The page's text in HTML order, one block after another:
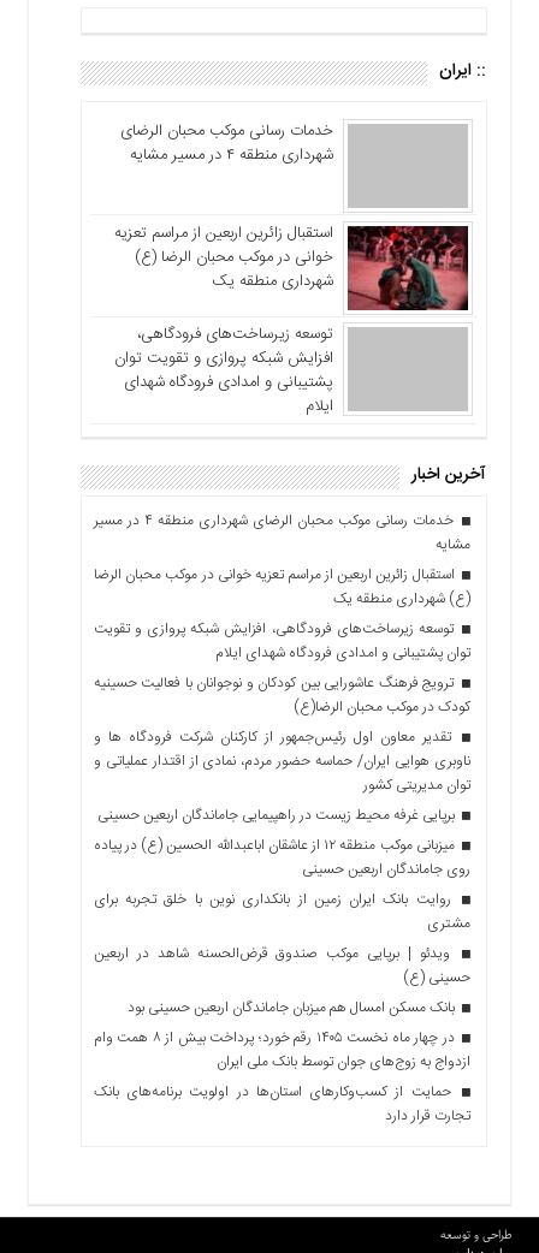
:: ایران
خدمات رسانی موکب محبان الرضای
شهرداری منطقه ۴ در مسیر مشایه
استقبال زائرین اربعین از مراسم تعزیه
خوانی در موکب محبان الرضا (ع)
شهرداری منطقه یک
توسعه زیرساخت‌های فرودگاهی،
افزایش شبکه پروازی و تقویت توان
پشتیبانی و امدادی فرودگاه شهدای
ایلام
آخرین اخبار
خدمات رسانی موکب محبان الرضای شهرداری منطقه ۴ در مسیر
مشایه
استقبال زائرین اربعین از مراسم تعزیه خوانی در موکب محبان الرضا
(ع) شهرداری منطقه یک
توسعه زیرساخت‌های فرودگاهی، افزایش شبکه پروازی و تقویت
توان پشتیبانی و امدادی فرودگاه شهدای ایلام
ترویج فرهنگ عاشورایی بین کودکان و نوجوانان با فعالیت حسینیه
کودک در موکب محبان الرضا(ع)
تقدیر معاون اول رئیس‌جمهور از کارکنان شرکت فرودگاه ها و
ناوبری هوایی ایران/ حماسه حضور مردم، نمادی از اقتدار عملیاتی و
توان مدیریتی کشور
برپایی غرفه محیط زیست در راهپیمایی جاماندگان اربعین حسینی
میزبانی موکب منطقه ۱۲ از عاشقان اباعبدالله الحسین (ع) در پیاده
روی جاماندگان اربعین حسینی
روایت بانک ایران زمین از بانکداری نوین با خلق تجربه برای
مشتری
ویدئو | برپایی موکب صندوق قرض‌الحسنه شاهد در اربعین
حسینی (ع)
بانک مسکن امسال هم میزبان جاماندگان اربعین حسینی بود
در چهار ماه نخست ۱۴۰۵ رقم خورد؛ پرداخت بیش از ۸ همت وام
ازدواج به زوج‌های جوان توسط بانک ملی ایران
حمایت از کسب‌وکارهای استان‌ها در اولویت برنامه‌های بانک
تجارت قرار دارد
طراحی و توسعه